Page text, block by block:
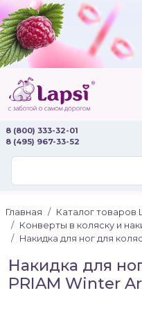
8 (800) 333-32-01
8 (495) 967-33-52
Главная
Каталог товаров
Конверты в коляску и
Накидка для ног для
Накидка для
PRIAM Winter